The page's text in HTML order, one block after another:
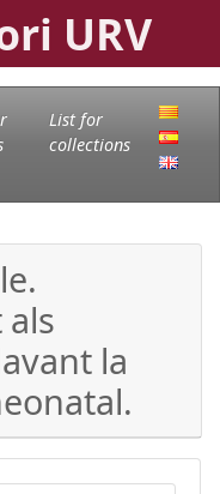
URV
List for
collections
la